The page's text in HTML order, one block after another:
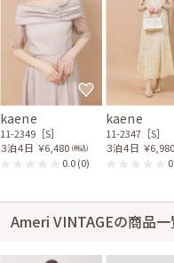
kaene
11-2349［S］
３泊４日 ￥6,480 (税込)
0.0(0)
kaene
11-2347［S］
３泊４日 ￥6,980
Ameri VINTAGEの商品